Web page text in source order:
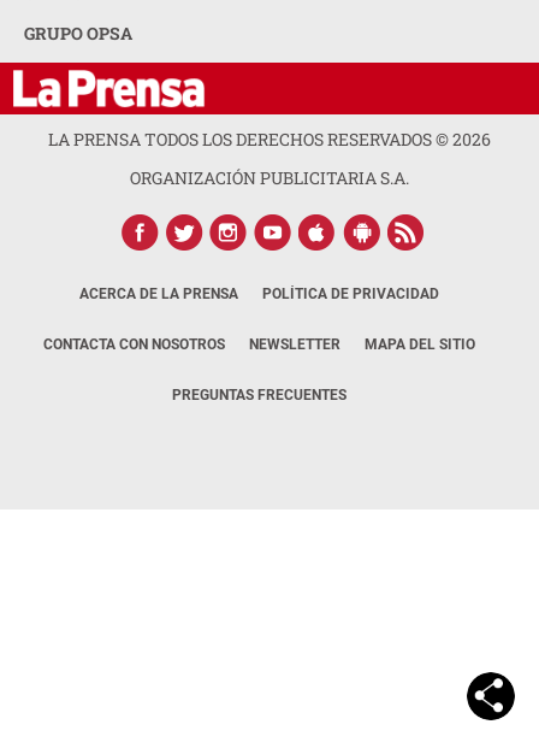
GRUPO OPSA
LA PRENSA TODOS LOS DERECHOS RESERVADOS ©2026
ORGANIZACIÓN PUBLICITARIA S.A.
ACERCA DE LA PRENSA POLÍTICA DE PRIVACIDAD
CONTACTA CON NOSOTROS NEWSLETTER MAPA DEL SITIO
PREGUNTAS FRECUENTES